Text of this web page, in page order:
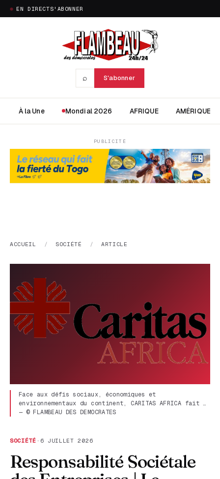
EN DIRECTS'ABONNER
⌕ S'abonner
À la Une Mondial 2026 AFRIQUE AMÉRIQUE
PUBLICITÉ
ACCUEIL / SOCIÉTÉ / ARTICLE
Face aux défis sociaux, économiques et
environnementaux du continent, CARITAS AFRICA fait …
— © FLAMBEAU DES DEMOCRATES
SOCIÉTÉ · 6 JUILLET 2026
Responsabilité Sociétale